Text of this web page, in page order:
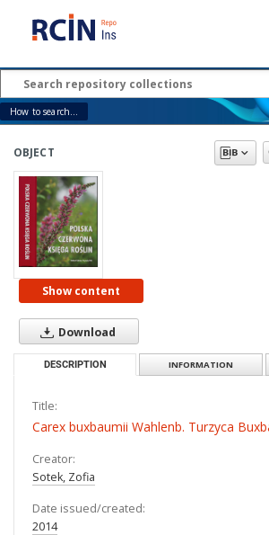
How to search...
OBJECT
Show content
Download
DESCRIPTION INFORMATION
Title:
Carex buxbaumii Wahlenb. Turzyca
Creator:
Sotek, Zofia
Date issued/created:
2014